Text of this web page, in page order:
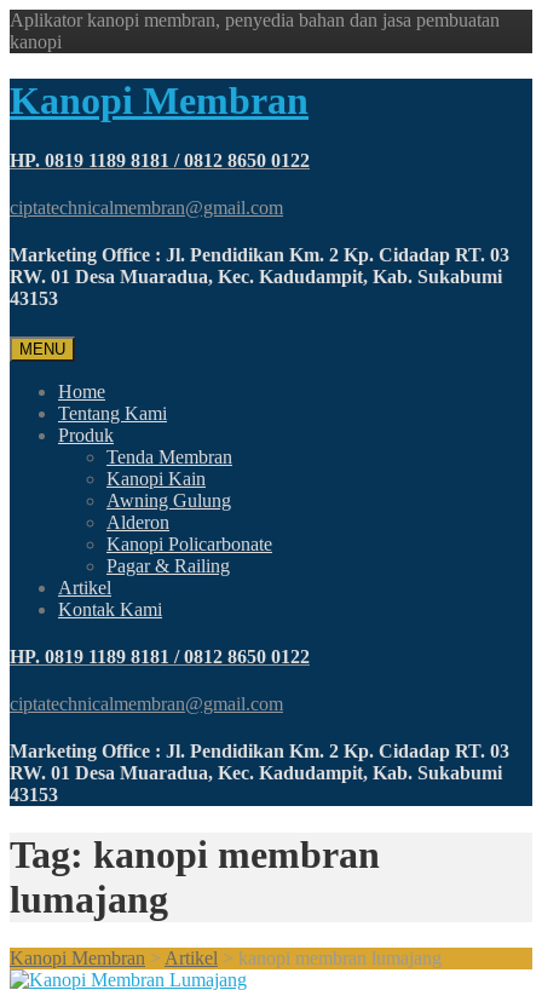
Aplikator kanopi membran, penyedia bahan dan jasa pembuatan
kanopi
Kanopi Membran
HP. 0819 1189 8181 / 0812 8650 0122
ciptatechnicalmembran@gmail.com
Marketing Office : Jl. Pendidikan Km. 2 Kp. Cidadap RT. 03
RW. 01 Desa Muaradua, Kec. Kadudampit, Kab. Sukabumi
43153
MENU
Home
Tentang Kami
Produk
Tenda Membran
Kanopi Kain
Awning Gulung
Alderon
Kanopi Policarbonate
Pagar & Railing
Artikel
Kontak Kami
HP. 0819 1189 8181 / 0812 8650 0122
ciptatechnicalmembran@gmail.com
Marketing Office : Jl. Pendidikan Km. 2 Kp. Cidadap RT. 03
RW. 01 Desa Muaradua, Kec. Kadudampit, Kab. Sukabumi
43153
Tag: kanopi membran
lumajang
Kanopi Membran > Artikel > kanopi membran lumajang